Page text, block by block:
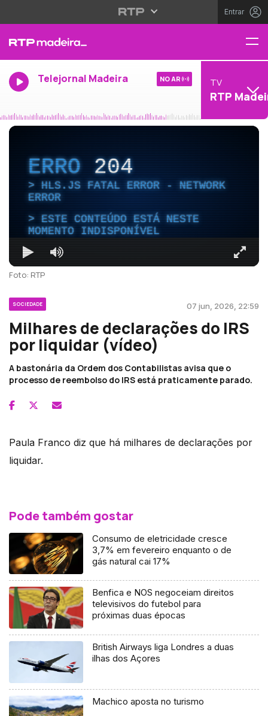
Entrar
Telejornal Madeira NO AR TV
RTP
ERRO204
HLS.JS FATAL ERROR - NETWORK
ERROR
ESTE CONTEÚDO ESTÁ NESTE
MOMENTO INDISPONÍVEL
Foto: RTP
SOCIEDADE 07 jun, 2026, 22:59
Milhares de declarações do IRS
por liquidar (vídeo)
A bastonária da Ordem dos Contabilistas avisa que o
processo de reembolso do IRS está praticamente parado.
Paula Franco diz que há milhares de declarações por
liquidar.
Pode também gostar
Consumo de eletricidade cresce
3,7% em fevereiro enquanto o de
gás natural cai 17%
Benfica e NOS negoceiam direitos
televisivos do futebol para
próximas duas épocas
British Airways liga Londres a duas
ilhas dos Açores
Machico aposta no turismo